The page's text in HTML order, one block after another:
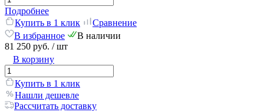
Подробнее
Купить в 1 клик
Сравнение
В избранное
В наличии
81 250 руб. / шт
В корзину
Купить в 1 клик
Нашли дешевле
Рассчитать доставку